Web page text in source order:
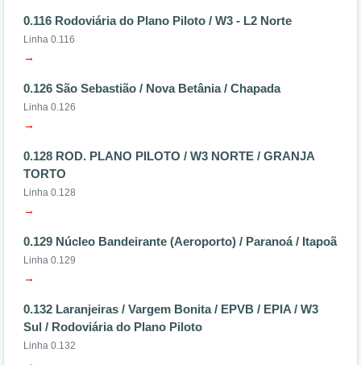
0.116 Rodoviária do Plano Piloto / W3 - L2 Norte
Linha 0.116
→
0.126 São Sebastião / Nova Betânia / Chapada
Linha 0.126
→
0.128 ROD. PLANO PILOTO / W3 NORTE / GRANJA
TORTO
Linha 0.128
→
0.129 Núcleo Bandeirante (Aeroporto) / Paranoá / Itapoã
Linha 0.129
→
0.132 Laranjeiras / Vargem Bonita / EPVB / EPIA / W3
Sul / Rodoviária do Plano Piloto
Linha 0.132